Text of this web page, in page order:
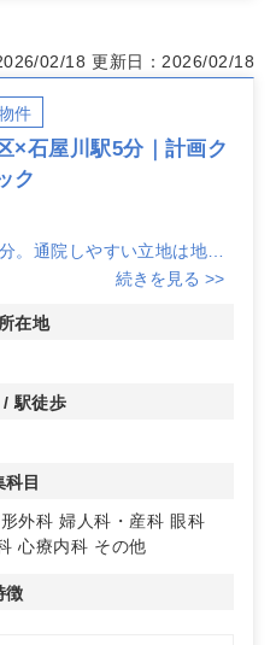
02/18 更新日：2026/02/18
件
×石屋川駅5分｜計画ク
ク
。通院しやすい立地は地域
獲得と集患力の向上に寄与
科やスタッフ動線に合わせ
階です。待合・診察・処置
シャル
皮膚科など幅広い診療科目
ろん、将来的な複数科の併
。
続きを見る >>
在地
駅徒歩
科目
外科 婦人科・産科 眼科
心療内科 その他
徴